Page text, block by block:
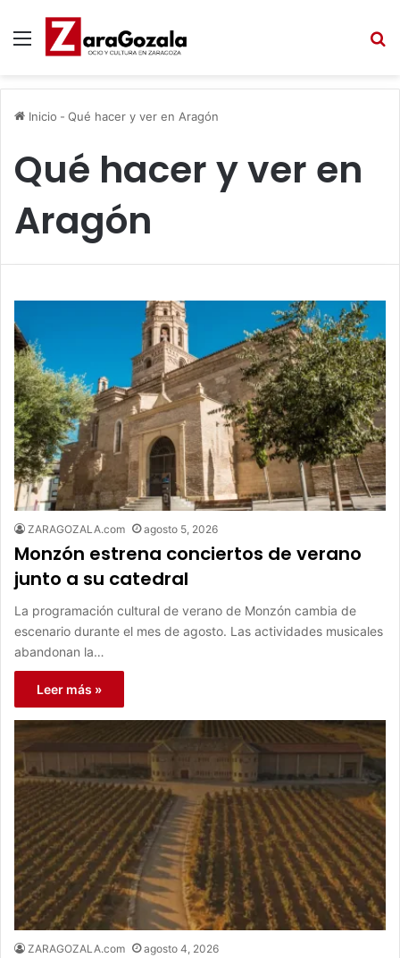
Menú
Inicio - Qué hacer y ver en Aragón
Qué hacer y ver en
Aragón
ZARAGOZALA.com agosto 5, 2026
Monzón estrena conciertos de verano
junto a su catedral
La programación cultural de verano de Monzón cambia de
escenario durante el mes de agosto. Las actividades musicales
abandonan la…
Leer más »
ZARAGOZALA.com agosto 4, 2026